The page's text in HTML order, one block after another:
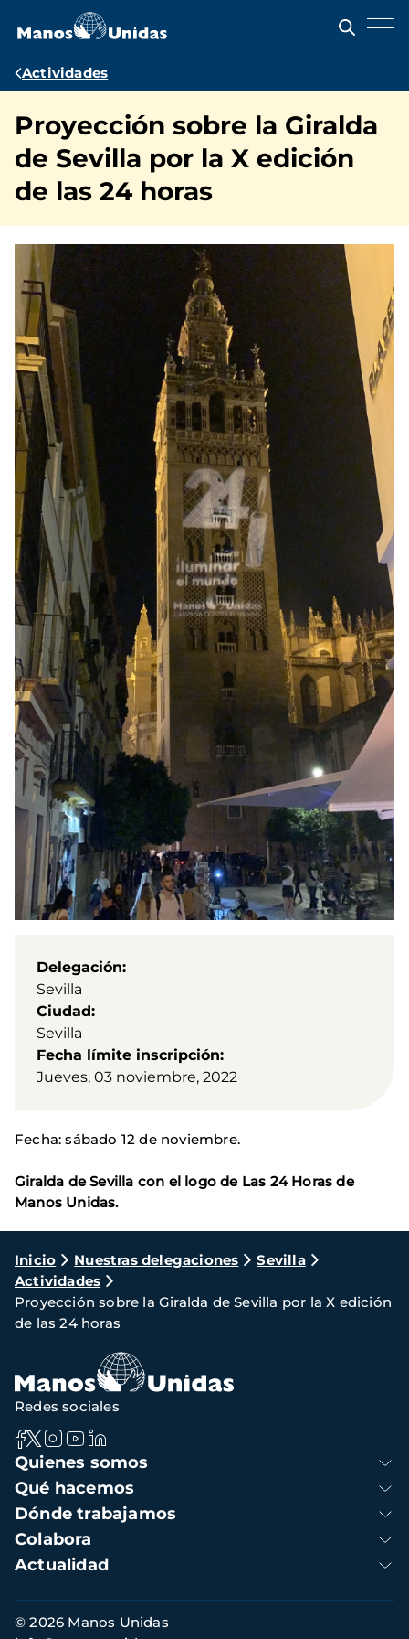
contenido
Ruta
navegación
Actividades
Proyección sobre la Giralda
de Sevilla por la X edición
de las 24 horas
Delegación
Sevilla
Ciudad
Sevilla
Fecha límite inscripción
Jueves, 03 noviembre, 2022
Fecha: sábado 12 de noviembre.
Giralda de Sevilla con el logo de Las 24 Horas de
Manos Unidas.
Ruta
de
navegación
Inicio Nuestras delegaciones
Sevilla
Actividades
Proyección sobre la Giralda de Sevilla por la X edición
de las 24 horas
Navegación
principal
Quienes somos
Qué hacemos
Dónde trabajamos
Colabora
Actualidad
Redes sociales
Información
© 2026 Manos Unidas